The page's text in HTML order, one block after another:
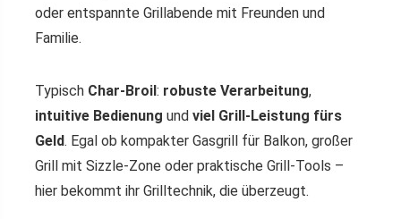
oder entspannte Grillabende mit Freunden und
Familie.
Typisch Char-Broil: robuste Verarbeitung,
intuitive Bedienung und viel Grill-Leistung fürs
Geld. Egal ob kompakter Gasgrill für Balkon, großer
Grill mit Sizzle-Zone oder praktische Grill-Tools –
hier bekommt ihr Grilltechnik, die überzeugt.